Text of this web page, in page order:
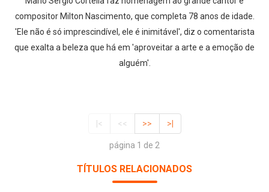
compositor Milton Nascimento, que completa 78 anos de idade.
'Ele não é só imprescindível, ele é inimitável', diz o comentarista
que exalta a beleza que há em 'aproveitar a arte e a emoção de
alguém'.
|< << >> >|
página 1 de 2
TÍTULOS RELACIONADOS